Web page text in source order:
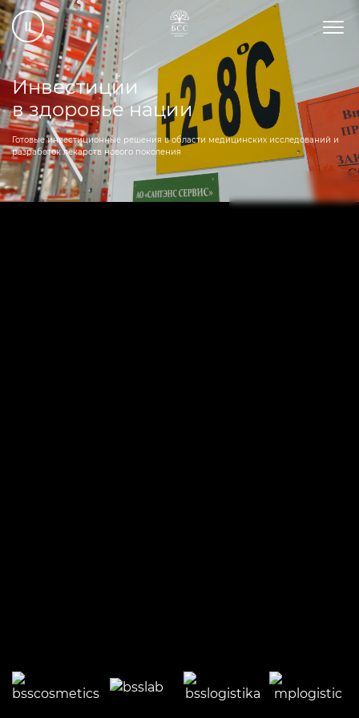
Инвестиции
в здоровье нации
Готовые инвестиционные решения в области медицинских исследований и
разработок лекарств нового поколения